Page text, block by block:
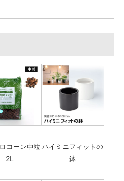
コーン中粒
2L
ハイミニフィットの
鉢